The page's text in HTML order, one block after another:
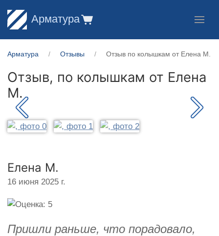
Арматура
Арматура Отзывы Отзыв по колышкам от Елена М.
Отзыв, по колышкам от Елена
М.
Елена М.
16 июня 2025 г.
Пришли раньше, что порадовало,